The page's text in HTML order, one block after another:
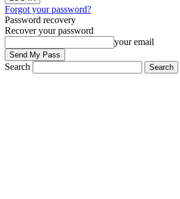
Forgot your password?
Password recovery
Recover your password
your email
Search